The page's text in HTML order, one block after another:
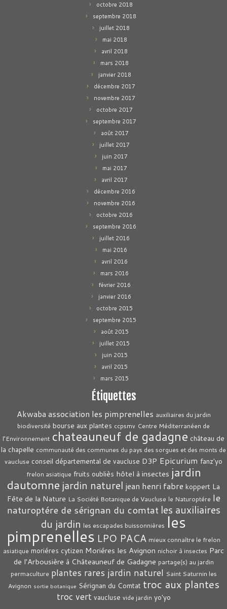
octobre 2018
septembre 2018
juillet 2018
mai 2018
avril 2018
mars 2018
janvier 2018
décembre 2017
novembre 2017
octobre 2017
septembre 2017
août 2017
juillet 2017
juin 2017
mai 2017
avril 2017
décembre 2016
novembre 2016
octobre 2016
septembre 2016
juillet 2016
mai 2016
avril 2016
mars 2016
février 2016
janvier 2016
octobre 2015
septembre 2015
août 2015
juillet 2015
juin 2015
avril 2015
mars 2015
Étiquettes
Akwaba association les pimprenelles auxiliaires du jardin
biodiversité bourse aux plantes ccpsmv Centre Méditerranéen de
l’Environnement chateauneuf de gadagne château de
la chapelle communauté des communes du pays des sorgues et des monts de
vaucluse conseil départemental de vaucluse D3P Epicurium fanz'yo
frelon asiatique fruits oubliès hôtel à insectes jardin
dautomne jardin naturel jean henri fabre koppert La
Fête de la Nature La Société Botanique de Vaucluse le Naturoptére le
naturoptére de sérignan du comtat les auxiliaires
du jardin les escapades buissonnières les
pimprenelles LPO PACA mieux connaître le frelon
asiatique moriéres cytizen Moriéres les Avignon nichoir à insectes Parc
de l'Arbousière à Châteauneuf de Gadagne partage(s) au jardin
permaculture plantes rares jardin naturel Saint Saturnin les
Avignon sortie botanique Sérignan du Comtat troc aux plantes
troc vert vaucluse vide jardin yo'yo